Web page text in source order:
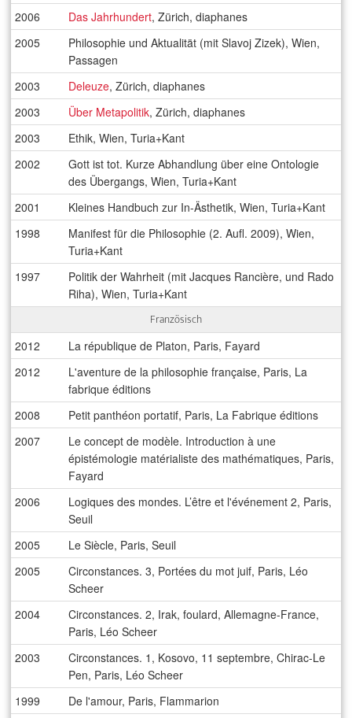
2006
Das Jahrhundert, Zürich, diaphanes
2005
Philosophie und Aktualität (mit Slavoj Zizek), Wien,
Passagen
2003
Deleuze, Zürich, diaphanes
2003
Über Metapolitik, Zürich, diaphanes
2003
Ethik, Wien, Turia+Kant
2002
Gott ist tot. Kurze Abhandlung über eine Ontologie
des Übergangs, Wien, Turia+Kant
2001
Kleines Handbuch zur In-Ästhetik, Wien, Turia+Kant
1998
Manifest für die Philosophie (2. Aufl. 2009), Wien,
Turia+Kant
1997
Politik der Wahrheit (mit Jacques Rancière, und Rado
Riha), Wien, Turia+Kant
Französisch
2012
La république de Platon, Paris, Fayard
2012
L'aventure de la philosophie française, Paris, La
fabrique éditions
2008
Petit panthéon portatif, Paris, La Fabrique éditions
2007
Le concept de modèle. Introduction à une
épistémologie matérialiste des mathématiques, Paris,
Fayard
2006
Logiques des mondes. L’être et l'événement 2, Paris,
Seuil
2005
Le Siècle, Paris, Seuil
2005
Circonstances. 3, Portées du mot juif, Paris, Léo
Scheer
2004
Circonstances. 2, Irak, foulard, Allemagne-France,
Paris, Léo Scheer
2003
Circonstances. 1, Kosovo, 11 septembre, Chirac-Le
Pen, Paris, Léo Scheer
1999
De l'amour, Paris, Flammarion